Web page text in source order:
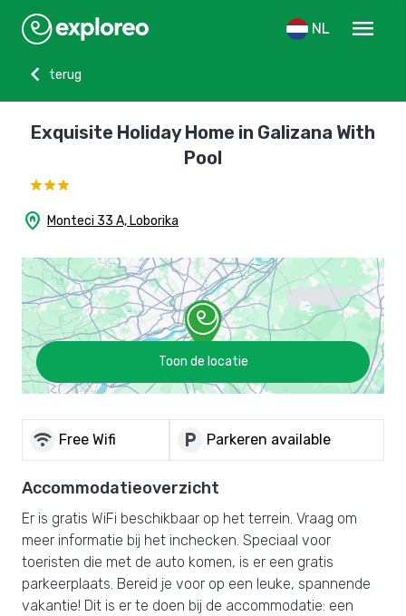
NL
menu
chevron_left
terug
Exquisite Holiday Home in Galizana With
Pool
home_pin Monteci 33 A, Loborika
Toon de locatie
wifi Free Wifi local_parking Parkeren available
Accommodatieoverzicht
Er is gratis WiFi beschikbaar op het terrein. Vraag om
meer informatie bij het inchecken. Speciaal voor
toeristen die met de auto komen, is er een gratis
parkeerplaats. Bereid je voor op een leuke, spannende
vakantie! Dit is er te doen bij de accommodatie: een